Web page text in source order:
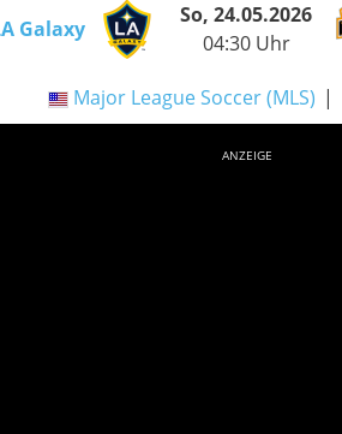
Galaxy
So, 24.05.2026
04:30 Uhr
Major League Soccer (MLS)
ANZEIGE